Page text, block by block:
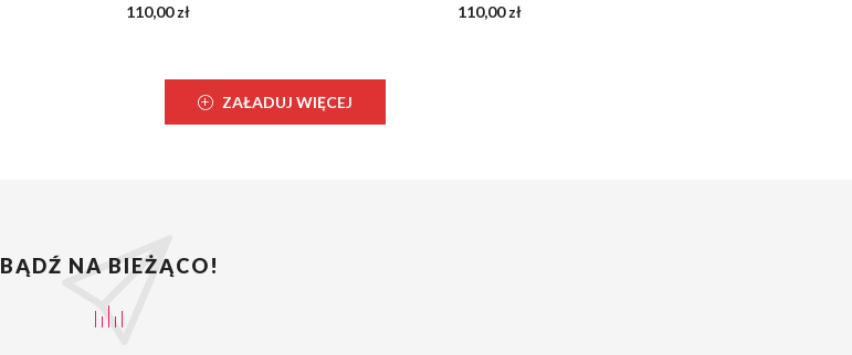
110,00zł 110,00zł
ZAŁADUJ WIĘCEJ
BĄDŹ NA BIEŻĄCO!